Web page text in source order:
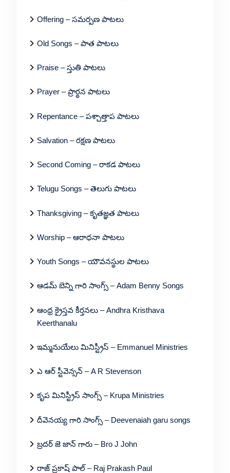
Offering – సమర్పణ పాటలు
Old Songs – పాత పాటలు
Praise – స్తుతి పాటలు
Prayer – ప్రార్థన పాటలు
Repentance – పశ్చాత్తాప పాటలు
Salvation – రక్షణ పాటలు
Second Coming – రాకడ పాటలు
Telugu Songs – తెలుగు పాటలు
Thanksgiving – కృతజ్ఞత పాటలు
Worship – ఆరాధనా పాటలు
Youth Songs – యౌవనస్థుల పాటలు
ఆడమ్ బెన్ని గారి సాంగ్స్ – Adam Benny Songs
ఆంధ్ర క్రైస్తవ కీర్తనలు – Andhra Kristhava
Keerthanalu
ఇమ్మనుయేలు మినిస్ట్రీస్ – Emmanuel Ministries
ఎ ఆర్ స్టీవెన్సన్ – A R Stevenson
కృప మినిస్ట్రీస్ సాంగ్స్ – Krupa Ministries
దీవెనయ్య గారి సాంగ్స్ – Deevenaiah garu songs
బ్రదర్ జె జాన్ గారు – Bro J John
రాజ్ ప్రకాష్ పాల్ – Raj Prakash Paul